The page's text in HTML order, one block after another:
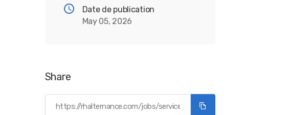
Date de publication
May 05, 2026
Share